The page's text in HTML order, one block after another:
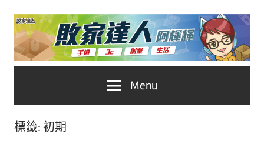
Skip
content
家
No.1
遊
戲
Menu
標籤: 初期